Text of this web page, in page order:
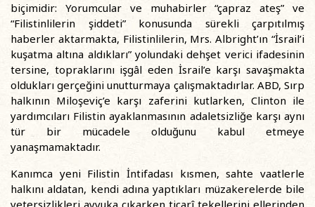
biçimidir: Yorumcular ve muhabirler “çapraz ateş” ve
“Filistinlilerin şiddeti” konusunda sürekli çarpıtılmış
haberler aktarmakta, Filistinlilerin, Mrs. Albright’ın “İsrail’i
kuşatma altına aldıkları” yolundaki dehşet verici ifadesinin
tersine, topraklarını işgâl eden İsrail’e karşı savaşmakta
oldukları gerçeğini unutturmaya çalışmaktadırlar. ABD, Sırp
halkının Miloşeviç’e karşı zaferini kutlarken, Clinton ile
yardımcıları Filistin ayaklanmasının adaletsizliğe karşı aynı
tür bir mücadele olduğunu kabul etmeye
yanaşmamaktadır.
Kanımca yeni Filistin İntifadası kısmen, sahte vaatlerle
halkını aldatan, kendi adına yaptıkları müzakerelerde bile
yetersizlikleri ayyuka çıkarken ticarî tekellerini ellerinden